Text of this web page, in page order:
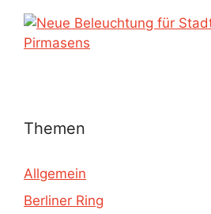
Themen
Allgemein
Berliner Ring